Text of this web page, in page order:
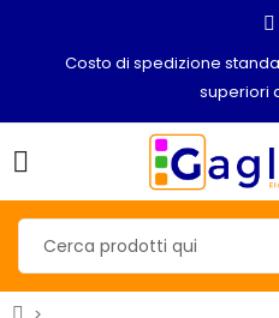
Costo di spedizione
superiori